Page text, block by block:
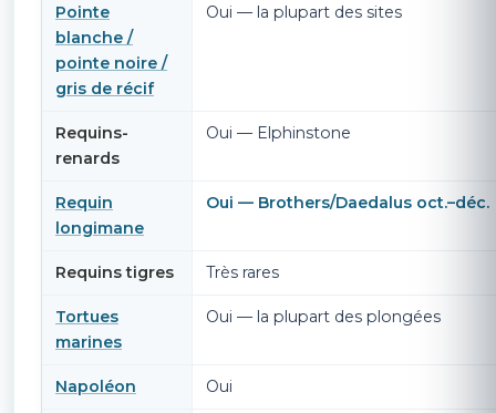
Pointe
blanche /
pointe noire /
gris de récif
Oui — la plupart des sites
Requins-
renards
Oui — Elphinstone
Requin
longimane
Oui — Brothers/Daedalus oct.–déc.
Requins tigres Très rares
Tortues
marines
Oui — la plupart des plongées
Napoléon Oui